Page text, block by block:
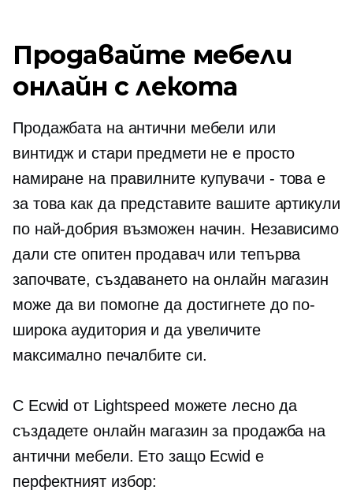
Продавайте мебели
онлайн с лекота
Продажбата на антични мебели или
винтидж и стари предмети не е просто
намиране на правилните купувачи - това е
за това как да представите вашите артикули
по най-добрия възможен начин. Независимо
дали сте опитен продавач или тепърва
започвате, създаването на онлайн магазин
може да ви помогне да достигнете до по-
широка аудитория и да увеличите
максимално печалбите си.
С Ecwid от Lightspeed можете лесно да
създадете онлайн магазин за продажба на
антични мебели. Ето защо Ecwid е
перфектният избор: